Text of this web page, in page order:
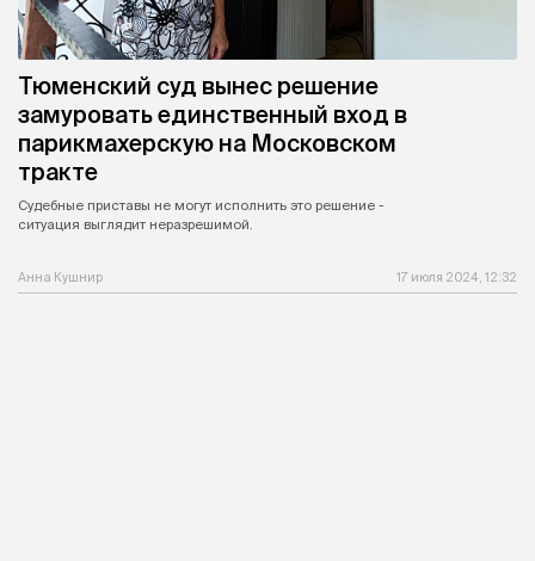
Тюменский суд вынес решение
замуровать единственный вход в
парикмахерскую на Московском
тракте
Судебные приставы не могут исполнить это решение -
ситуация выглядит неразрешимой.
Анна Кушнир 17 июля 2024, 12:32